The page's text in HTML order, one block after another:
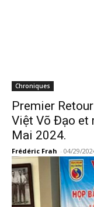
Chroniques
Premier
Việt Võ Đạo et
Mai 2024.
Frédéric Frah - 04/29/